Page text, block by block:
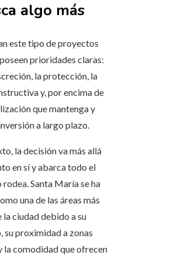
algo más
este tipo de proyectos
prioridades claras:
la protección, la
y, por encima de
que mantenga y
a largo plazo.
la decisión va más allá
en sí y abarca todo el
Santa María se ha
una de las áreas más
la ciudad debido a su
su proximidad a zonas
la comodidad que ofrecen